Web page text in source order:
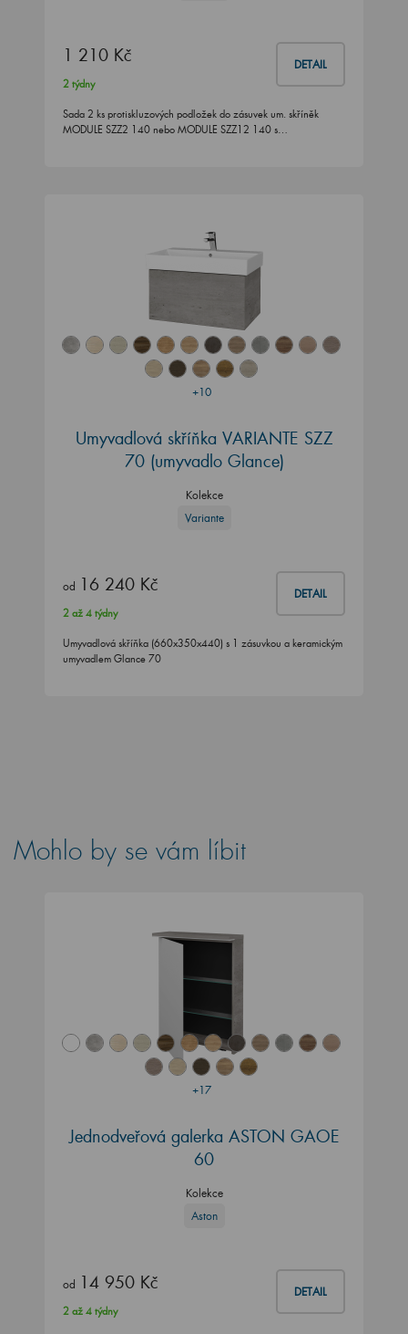
1 210 Kč DETAIL
2 týdny
Sada 2 ks protiskluzových podložek do zásuvek um. skříněk
MODULE SZZ2 140 nebo MODULE SZZ12 140 s…
+10
Umyvadlová skříňka VARIANTE SZZ
70 (umyvadlo Glance)
Kolekce
Variante
od 16 240 Kč DETAIL
2 až 4 týdny
Umyvadlová skříňka (660x350x440) s 1 zásuvkou a keramickým
umyvadlem Glance 70
Mohlo by se vám líbit
+17
Jednodveřová galerka ASTON GAOE
60
Kolekce
Aston
od 14 950 Kč DETAIL
2 až 4 týdny